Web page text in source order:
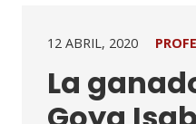
12 ABRIL, 2020
La